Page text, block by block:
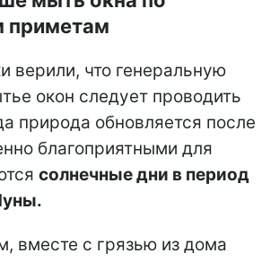
приметам
верили, что генеральную
окон следует проводить
природа обновляется после
благоприятными для
солнечные дни в период
вместе с грязью из дома